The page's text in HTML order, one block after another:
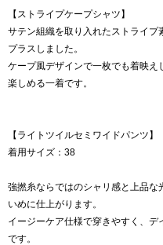
【ストライプケープシャツ】
サテン組織を取り入れたストライ
プラスしました。
ケープ風デザインで一枚でも着映え
楽しめる一着です。
【ライトツイルセミワイドパンツ】
着用サイズ：38
強撚糸ならではのシャリ感と上品
いめに仕上がります。
イージーケア仕様で穿きやすく、
です。